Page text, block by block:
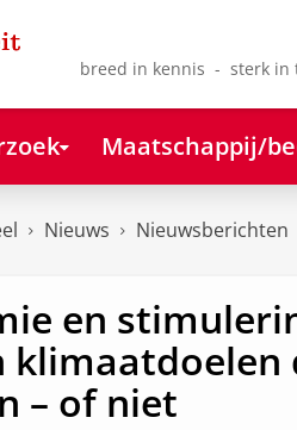
breed in kennis - sterk in
Maatschappij/
Nieuws Nieuwsberichten
en
klimaatdoelen
– of niet